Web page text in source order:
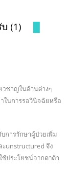
บ (1)
ชาญในด้านต่างๆ
ในการรอวินิจฉัยหรือ
การรักษาผู้ป่วยเพิ่ม
unstructured จึง
ประโยชน์จากดาต้า